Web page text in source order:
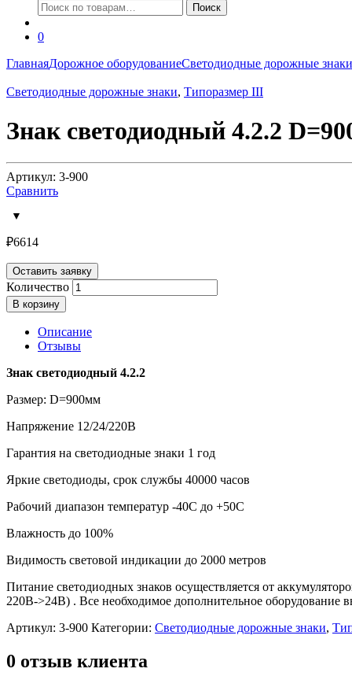
Искать:
Поиск
0
ГлавнаяДорожное оборудованиеСветодиодные дорожные знаки
Светодиодные дорожные знаки, Типоразмер III
Знак светодиодный 4.2.2
Артикул: 3-900
Сравнить
₽6614
Оставить заявку
Количество
В корзину
Описание
Отзывы
Знак светодиодный 4.2.2
Размер: D=900мм
Напряжение 12/24/220В
Гарантия на светодиодные знаки 1 год
Яркие светодиоды, срок службы 40000 часов
Рабочий диапазон температур -40С до +50С
Влажность до 100%
Видимость световой индикации до 2000 метров
Питание светодиодных знаков осуществляется от
220В->24В) . Все необходимое дополнительное оборудование
Артикул: 3-900 Категории: Светодиодные дорожные знаки,
0 отзыв клиента